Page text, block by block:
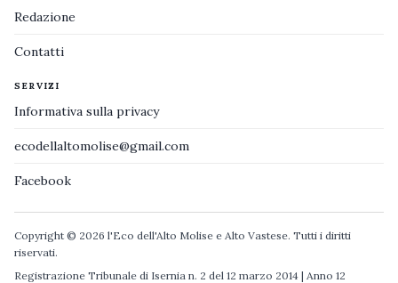
Redazione
Contatti
SERVIZI
Informativa sulla privacy
ecodellaltomolise@gmail.com
Facebook
Copyright © 2026 l'Eco dell'Alto Molise e Alto Vastese. Tutti i diritti
riservati.
Registrazione Tribunale di Isernia n. 2 del 12 marzo 2014 | Anno 12